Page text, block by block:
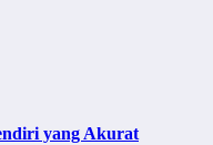
yang Akurat